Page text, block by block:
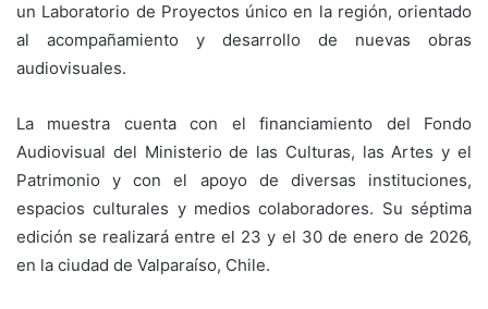
un Laboratorio de Proyectos único en la región, orientado
al acompañamiento y desarrollo de nuevas obras
audiovisuales.
La muestra cuenta con el financiamiento del Fondo
Audiovisual del Ministerio de las Culturas, las Artes y el
Patrimonio y con el apoyo de diversas instituciones,
espacios culturales y medios colaboradores. Su séptima
edición se realizará entre el 23 y el 30 de enero de 2026,
en la ciudad de Valparaíso, Chile.